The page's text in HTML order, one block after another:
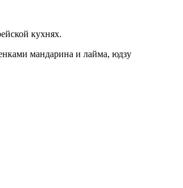
кухнях.
мандарина и лайма, юдзу